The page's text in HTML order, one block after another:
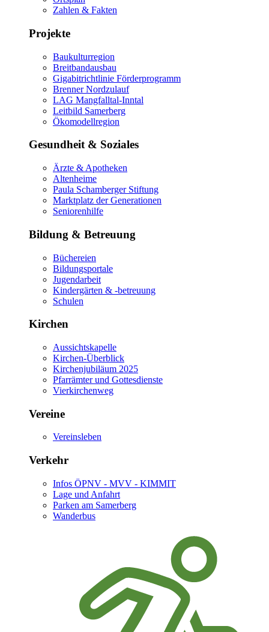
Zahlen & Fakten
Projekte
Baukulturregion
Breitbandausbau
Gigabitrichtlinie Förderprogramm
Brenner Nordzulauf
LAG Mangfalltal-Inntal
Leitbild Samerberg
Ökomodellregion
Gesundheit & Soziales
Ärzte & Apotheken
Altenheime
Paula Schamberger Stiftung
Marktplatz der Generationen
Seniorenhilfe
Bildung & Betreuung
Büchereien
Bildungsportale
Jugendarbeit
Kindergärten & -betreuung
Schulen
Kirchen
Aussichtskapelle
Kirchen-Überblick
Kirchenjubiläum 2025
Pfarrämter und Gottesdienste
Vierkirchenweg
Vereine
Vereinsleben
Verkehr
Infos ÖPNV - MVV - KIMMIT
Lage und Anfahrt
Parken am Samerberg
Wanderbus